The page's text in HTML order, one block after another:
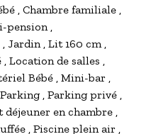
Chambre familiale
pension
Jardin Lit 160 cm
Location de salles
Bébé Mini-bar
Parking Parking privé
déjeuner en chambre
Piscine plein air